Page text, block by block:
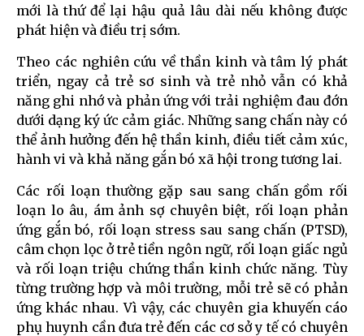
mới là thứ để lại hậu quả lâu dài nếu không được
phát hiện và điều trị sớm.
Theo các nghiên cứu về thần kinh và tâm lý phát
triển, ngay cả trẻ sơ sinh và trẻ nhỏ vẫn có khả
năng ghi nhớ và phản ứng với trải nghiệm đau đớn
dưới dạng ký ức cảm giác. Những sang chấn này có
thể ảnh hưởng đến hệ thần kinh, điều tiết cảm xúc,
hành vi và khả năng gắn bó xã hội trong tương lai.
Các rối loạn thường gặp sau sang chấn gồm rối
loạn lo âu, ám ảnh sợ chuyên biệt, rối loạn phản
ứng gắn bó, rối loạn stress sau sang chấn (PTSD),
câm chọn lọc ở trẻ tiền ngôn ngữ, rối loạn giấc ngủ
và rối loạn triệu chứng thần kinh chức năng. Tùy
từng trường hợp và môi trường, mỗi trẻ sẽ có phản
ứng khác nhau. Vì vậy, các chuyên gia khuyến cáo
phụ huynh cần đưa trẻ đến các cơ sở y tế có chuyên